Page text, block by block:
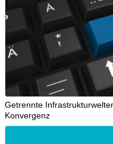
Getrennte
Konvergenz